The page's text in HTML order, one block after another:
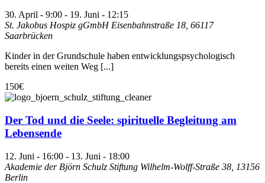
30. April - 9:00 - 19. Juni - 12:15
St. Jakobus Hospiz gGmbH Eisenbahnstraße 18, 66117
Saarbrücken
Kinder in der Grundschule haben entwicklungspsychologisch
bereits einen weiten Weg [...]
150€
Der Tod und die Seele: spirituelle Begleitung am
Lebensende
12. Juni - 16:00 - 13. Juni - 18:00
Akademie der Björn Schulz Stiftung Wilhelm-Wolff-Straße 38, 13156
Berlin